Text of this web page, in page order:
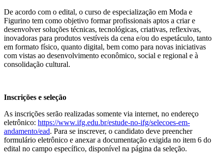
De acordo com o edital, o curso de especialização em Moda e
Figurino tem como objetivo formar profissionais aptos a criar e
desenvolver soluções técnicas, tecnológicas, criativas, reflexivas,
inovadoras para produtos vestíveis da cena e/ou do espetáculo, tanto
em formato físico, quanto digital, bem como para novas iniciativas
com vistas ao desenvolvimento econômico, social e regional e à
consolidação cultural.
Inscrições e seleção
As inscrições serão realizadas somente via internet, no endereço
eletrônico: https://www.ifg.edu.br/estude-no-ifg/selecoes-em-
andamento/ead. Para se inscrever, o candidato deve preencher
formulário eletrônico e anexar a documentação exigida no item 6 do
edital no campo específico, disponível na página da seleção.